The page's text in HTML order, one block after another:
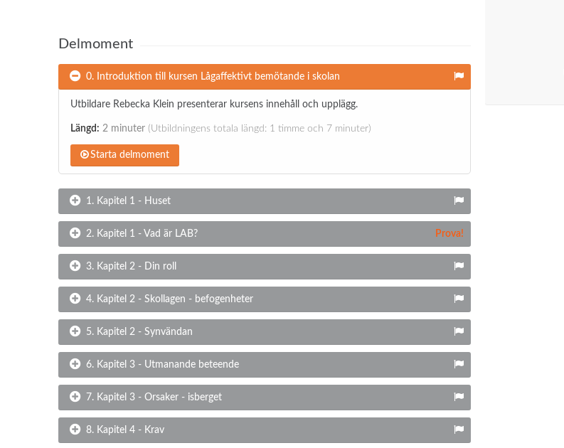
Delmoment
0. Introduktion till kursen Lågaffektivt bemötande i skolan
Utbildare Rebecka Klein presenterar kursens innehåll och upplägg.
Längd: 2 minuter (Utbildningens totala längd: 1 timme och 7 minuter)
Starta delmoment
1. Kapitel 1 - Huset
2. Kapitel 1 - Vad är LAB? Prova!
3. Kapitel 2 - Din roll
4. Kapitel 2 - Skollagen - befogenheter
5. Kapitel 2 - Synvändan
6. Kapitel 3 - Utmanande beteende
7. Kapitel 3 - Orsaker - isberget
8. Kapitel 4 - Krav